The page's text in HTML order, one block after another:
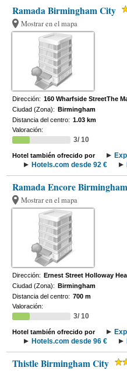
Ramada Birmingham City
Mostrar en el mapa
Dirección: 160 Wharfside StreetThe
Ciudad (Zona): Birmingham
Distancia del centro: 1.03 km
Valoración:
3/ 10
Hotel también ofrecido por
Hotels.com desde 92 €
Ramada Encore
Mostrar en el mapa
Dirección: Ernest Street Holloway
Ciudad (Zona): Birmingham
Distancia del centro: 700 m
Valoración:
3/ 10
Hotel también ofrecido por
Hotels.com desde 96 €
Thistle Birmingham City